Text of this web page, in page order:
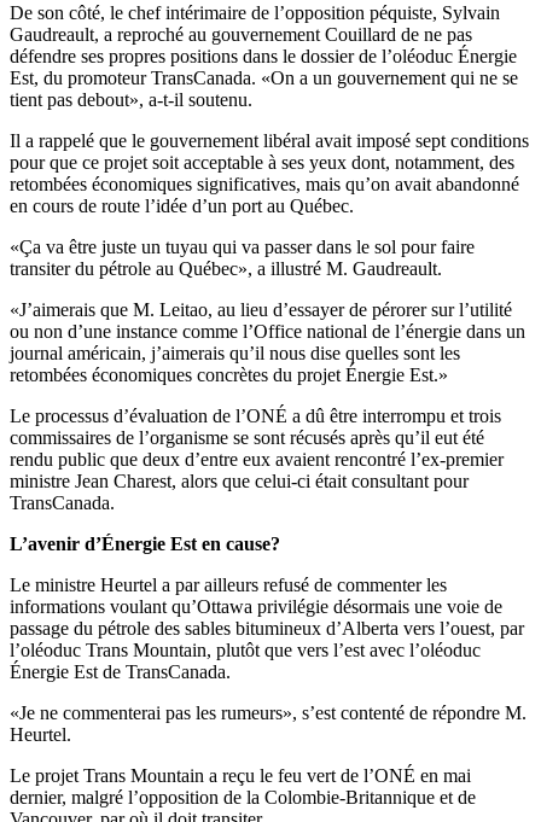
De son côté, le chef intérimaire de l’opposition péquiste, Sylvain
Gaudreault, a reproché au gouvernement Couillard de ne pas
défendre ses propres positions dans le dossier de l’oléoduc Énergie
Est, du promoteur TransCanada. «On a un gouvernement qui ne se
tient pas debout», a-t-il soutenu.
Il a rappelé que le gouvernement libéral avait imposé sept conditions
pour que ce projet soit acceptable à ses yeux dont, notamment, des
retombées économiques significatives, mais qu’on avait abandonné
en cours de route l’idée d’un port au Québec.
«Ça va être juste un tuyau qui va passer dans le sol pour faire
transiter du pétrole au Québec», a illustré M. Gaudreault.
«J’aimerais que M. Leitao, au lieu d’essayer de pérorer sur l’utilité
ou non d’une instance comme l’Office national de l’énergie dans un
journal américain, j’aimerais qu’il nous dise quelles sont les
retombées économiques concrètes du projet Énergie Est.»
Le processus d’évaluation de l’ONÉ a dû être interrompu et trois
commissaires de l’organisme se sont récusés après qu’il eut été
rendu public que deux d’entre eux avaient rencontré l’ex-premier
ministre Jean Charest, alors que celui-ci était consultant pour
TransCanada.
L’avenir d’Énergie Est en cause?
Le ministre Heurtel a par ailleurs refusé de commenter les
informations voulant qu’Ottawa privilégie désormais une voie de
passage du pétrole des sables bitumineux d’Alberta vers l’ouest, par
l’oléoduc Trans Mountain, plutôt que vers l’est avec l’oléoduc
Énergie Est de TransCanada.
«Je ne commenterai pas les rumeurs», s’est contenté de répondre M.
Heurtel.
Le projet Trans Mountain a reçu le feu vert de l’ONÉ en mai
dernier, malgré l’opposition de la Colombie-Britannique et de